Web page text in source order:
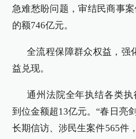
急难愁盼问题，审结民商事
的额746亿元。
全流程保障群众权益，强
益兑现。
通州法院全年执结各类执
到位金额超13亿元。“春日亮
长期信访、涉民生案件565件